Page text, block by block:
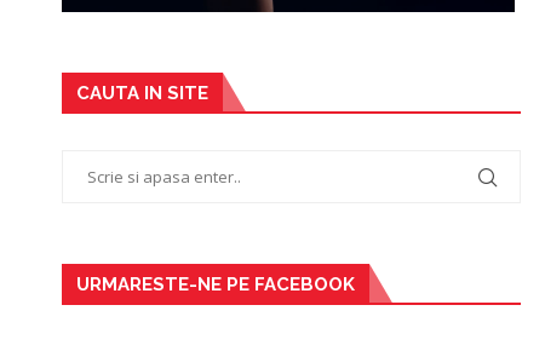
CAUTA IN SITE
URMARESTE-NE PE FACEBOOK